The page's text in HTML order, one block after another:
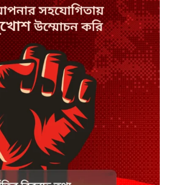
স্পিকারের নামে জাল ডিও, প্রতারণার
অভিযোগে এসিল্যান্ডের বিরুদ্ধে মামলা
সাদা না বাদামি চিনি, কোনটি ভালো?
হাসানের ৪ উইকেটের দিনে ধুঁকছে
বাংলাদেশ